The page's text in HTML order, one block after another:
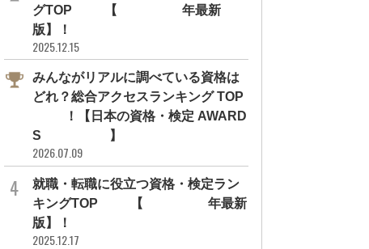
グTOP10【2026年最新
版】！
2025.12.15
みんながリアルに調べている資格は
どれ？総合アクセスランキング TOP
10！【日本の資格・検定 AWARD
S 2026】
2026.07.09
就職・転職に役立つ資格・検定ラン
キングTOP30【2026年最新
版】！
2025.12.17